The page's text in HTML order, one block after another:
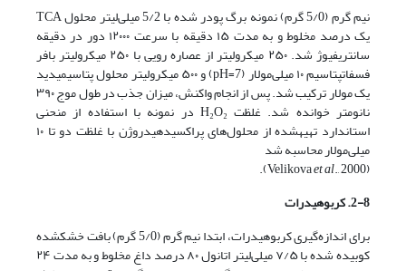
نیم گرم (5/0 گرم) نمونه برگ پودر شده با 5/2 میلی‌لیتر محلول
TCA
یک درصد مخلوط و به مدت ۱۵ دقیقه با سرعت ۱۲۰۰۰ دور در دقیقه
سانتریفیوژ شد. ۲۵۰ میکرولیتر از عصاره رویی با ۲۵۰ میکرولیتر بافر
فسفات­پتاسیم ۱۰ میلی‌مولار (pH=7) و ۵۰۰ میکرولیتر محلول پتاسیم­یدید
یک مولار ترکیب شد. پس از انجام واکنش، میزان جذب در طول موج ۳۹۰
نانومتر خوانده شد. غلظت H₂O₂ در نمونه با استفاده از منحنی
استاندارد تهیه­شده از محلول‌های پراکسیدهیدروژن با غلظت دو تا ۱۰
میلی‌مولار محاسبه شد
(Velikova
et al., 2000).
2-8. کربوهیدرات
برای اندازه‌گیری کربوهیدرات، ابتدا نیم گرم (5/0 گرم) بافت خشک­شده
کوبیده شده با ۷/۵ میلی‌لیتر اتانول ۸۰ درصد داغ مخلوط و به مدت ۲۴